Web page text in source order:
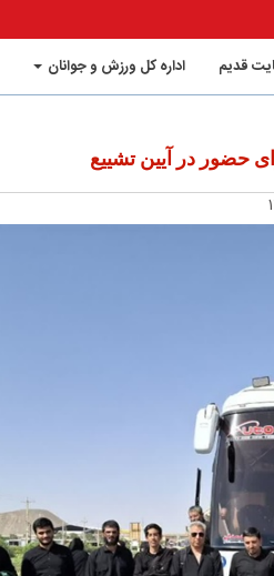
قدیم
اداره کل ورزش و جوانان
حضور در آیین تشییع